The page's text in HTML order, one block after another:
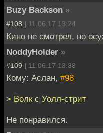
Buzy Backson »
#108 | 11.06.17 13:24
Кино не смотрел, но
NoddyHolder »
#109 | 11.06.17 13:38
Кому: Аслан, #98
> Волк с Уолл-стрит
Не понравился.